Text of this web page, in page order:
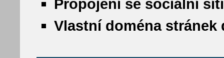
Propojení se sociální
Vlastní doména stránek